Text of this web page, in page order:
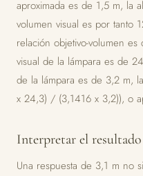
aproximada es de 1,5 m, la
volumen visual es por tanto
relación objetivo-volumen
visual de la lámpara es de
de la lámpara es de 3,2 m,
x 24,3) / (3,1416 x 3,2)), o
Interpretar el
Una respuesta de 3,1 m no